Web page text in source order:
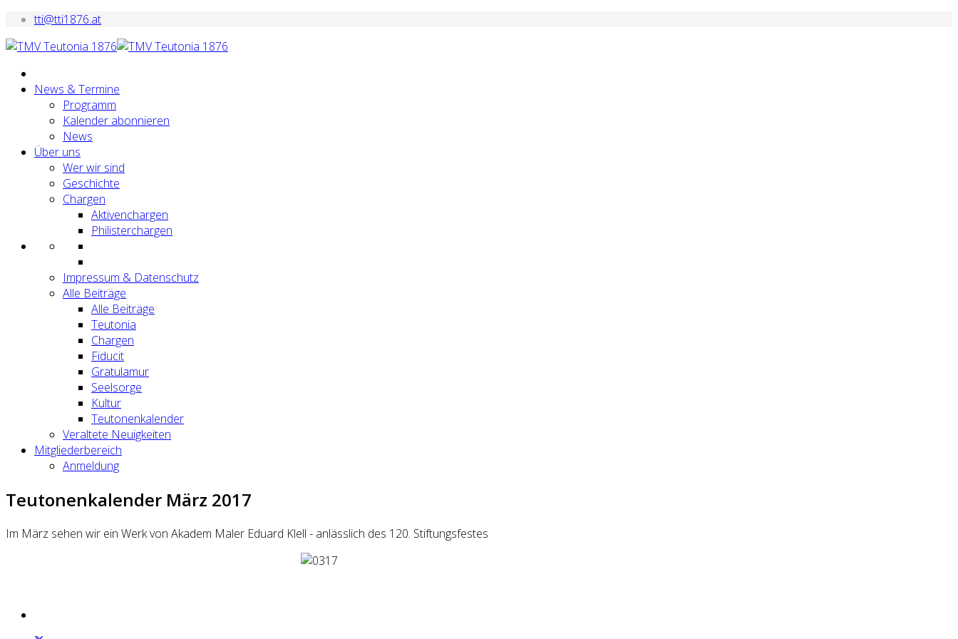
tti@tti1876.at
News & Termine
Programm
Kalender abonnieren
News
Über uns
Wer wir sind
Geschichte
Chargen
Aktivenchargen
Philisterchargen
Impressum & Datenschutz
Alle Beiträge
Alle Beiträge
Teutonia
Chargen
Fiducit
Gratulamur
Seelsorge
Kultur
Teutonenkalender
Veraltete Neuigkeiten
Mitgliederbereich
Anmeldung
Teutonenkalender März 2017
Im März sehen wir ein Werk von Akadem Maler Eduard Klell - anlässlich des 120. Stiftungsfestes